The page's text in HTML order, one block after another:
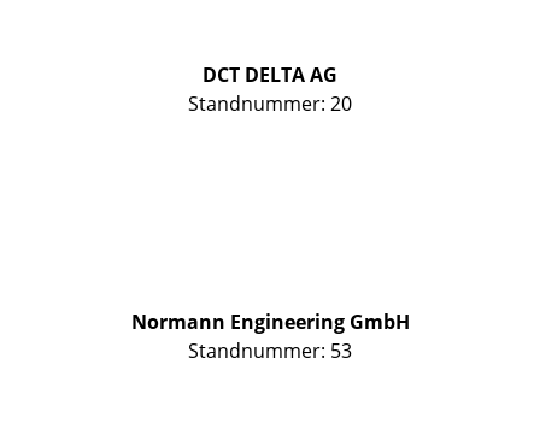
DCT DELTA AG
Standnummer: 20
Normann Engineering GmbH
Standnummer: 53